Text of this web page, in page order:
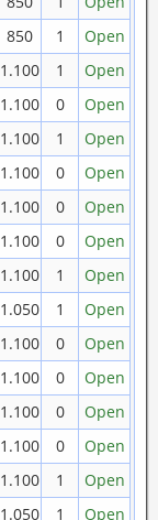
850 1
Open
1.100 1
Open
1.100 0
Open
1.100 1
Open
1.100 0
Open
1.100 0
Open
1.100 0
Open
1.100 1
Open
1.050 1
Open
1.100 0
Open
1.100 0
Open
1.100 0
Open
1.100 0
Open
1.100 1
Open
1.050 1
Open